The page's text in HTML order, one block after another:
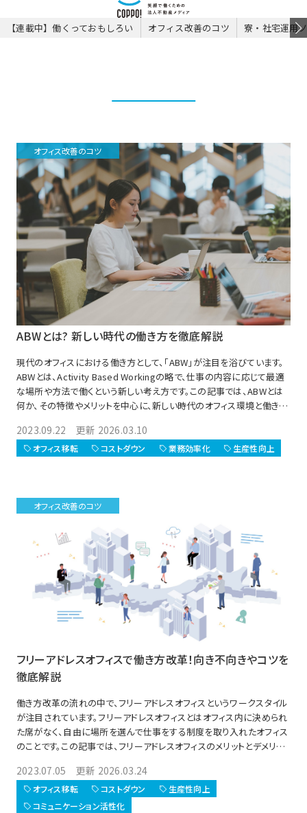
【連載中】働くっておもしろい オフィス改善のコツ 寮・社宅運用
オフィス改善のコツ
ABWとは? 新しい時代の働き方を徹底解説
現代のオフィスにおける働き方として、「ABW」が注目を浴びています。
ABWとは、Activity Based Workingの略で、仕事の内容に応じて最適
な場所や方法で働くという新しい考え方です。この記事では、ABWとは
何か、その特徴やメリットを中心に、新しい時代のオフィス環境と働き方
2023.09.22 更新 2026.03.10
オフィス移転 コストダウン 業務効率化 生産性向上
オフィス改善のコツ
フリーアドレスオフィスで働き方改革！向き不向きやコツを
徹底解説
働き方改革の流れの中で、フリーアドレスオフィスというワークスタイル
が注目されています。フリーアドレスオフィスとはオフィス内に決められ
た席がなく、自由に場所を選んで仕事をする制度を取り入れたオフィス
のことです。この記事では、フリーアドレスオフィスのメリットとデメリット
討している方はぜひ参考にしてください。この記事を読むことでフリー
アドレスオフィスの特徴や効果を理解し、自社に合った働き方改革を進
めることができます。
2023.07.05 更新 2026.03.24
オフィス移転 コストダウン
生産性向上
コミュニケーション活性化